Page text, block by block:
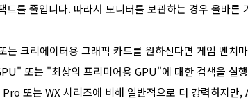
트를 줄입니다. 따라서 모니터를 보관하는 경우 올바른
는 크리에이터용 그래픽 카드를 원하신다면 게임 벤치
또는 "최상의 프리미어용 GPU"에 대한 검색을
또는 WX 시리즈에 비해 일반적으로 더 강력하지만